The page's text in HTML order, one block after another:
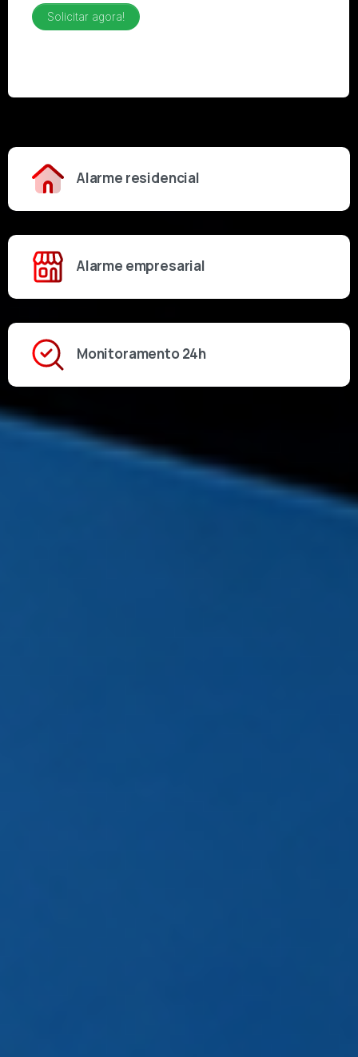
Alarme residencial
Alarme empresarial
Monitoramento 24h